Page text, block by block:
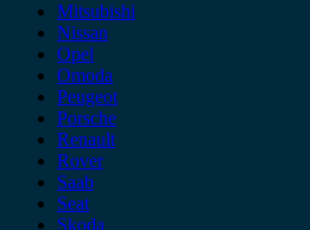
Mitsubishi
Nissan
Opel
Omoda
Peugeot
Porsche
Renault
Rover
Saab
Seat
Skoda